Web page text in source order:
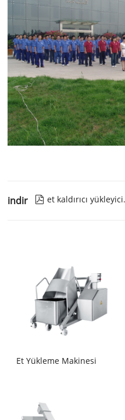
indir  et kaldırıcı
Et Yükleme Makinesi